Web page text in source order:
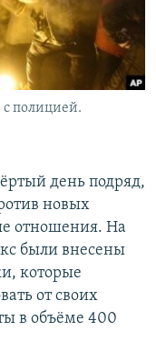
с полицией.
день подряд,
новых
отношения. На
были внесены
которые
от своих
в объёме 400